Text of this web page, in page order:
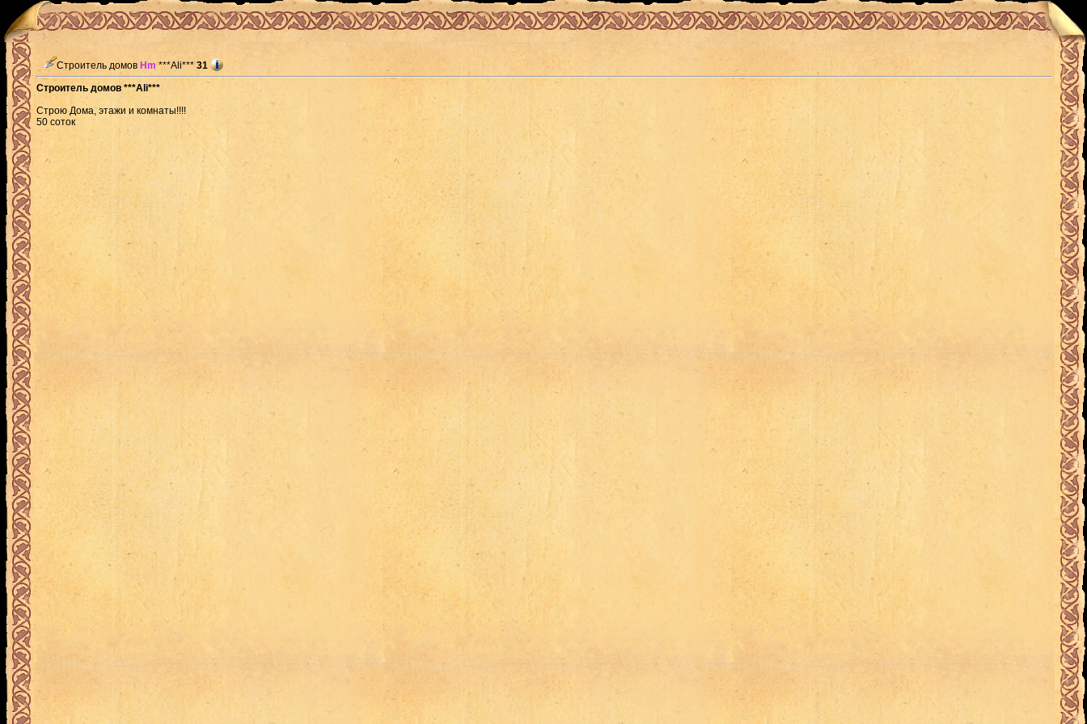
Строитель домов Hm ***Ali*** 31
Строитель домов ***Ali***
Строю Дома, этажи и комнаты!!!!
50 соток